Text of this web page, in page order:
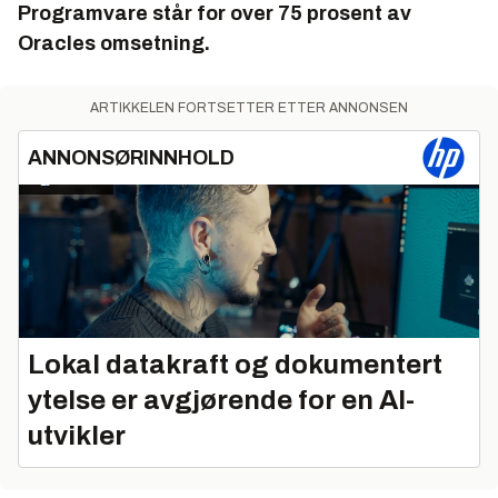
Programvare står for over 75 prosent av
Oracles omsetning.
ARTIKKELEN FORTSETTER ETTER ANNONSEN
ANNONSØRINNHOLD
Lokal datakraft og dokumentert
ytelse er avgjørende for en AI-
utvikler